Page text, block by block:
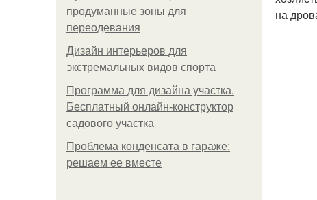
продуманные зоны для
переодевания
Дизайн интерьеров для
экстремальных видов спорта
Программа для дизайна участка.
Бесплатный онлайн-конструктор
садового участка
Проблема конденсата в гараже:
решаем ее вместе
на